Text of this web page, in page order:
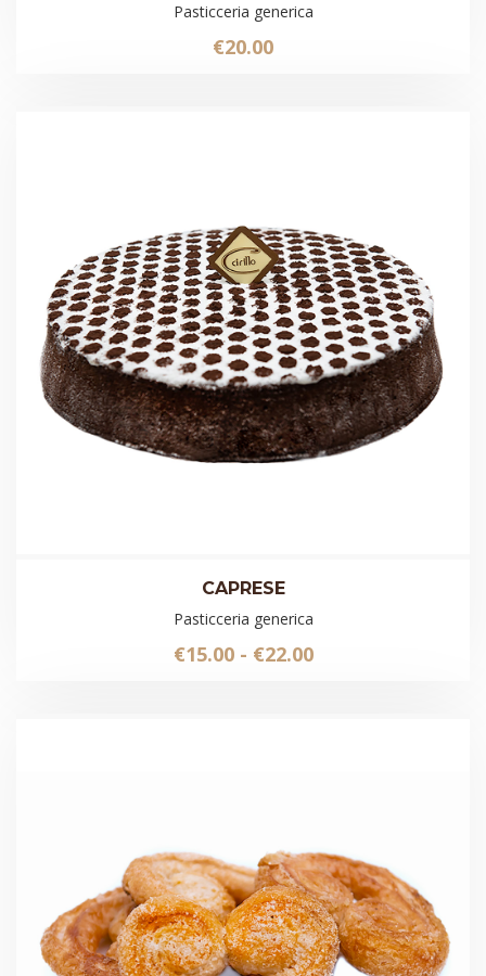
Pasticceria generica
€20.00
CAPRESE
Pasticceria generica
€15.00 - €22.00Fascia